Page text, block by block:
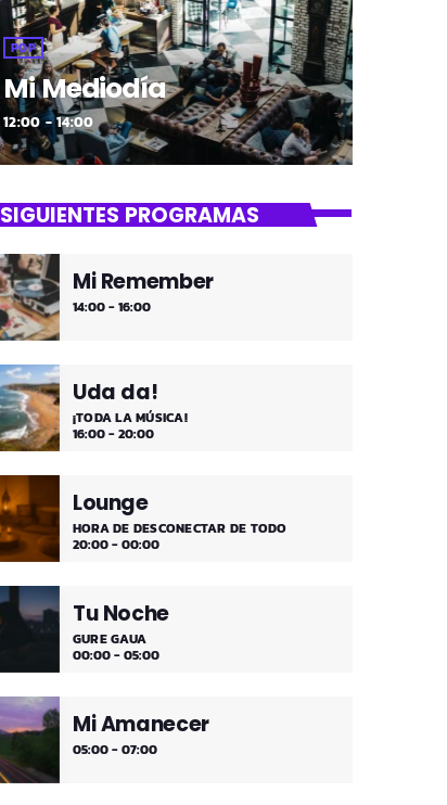
POP
Mi Mediodía
12:00 - 14:00
SIGUIENTES PROGRAMAS
Mi Remember
14:00 - 16:00
Uda da!
¡TODA LA MÚSICA!
16:00 - 20:00
Lounge
HORA DE DESCONECTAR DE TODO
20:00 - 00:00
Tu Noche
GURE GAUA
00:00 - 05:00
Mi Amanecer
05:00 - 07:00